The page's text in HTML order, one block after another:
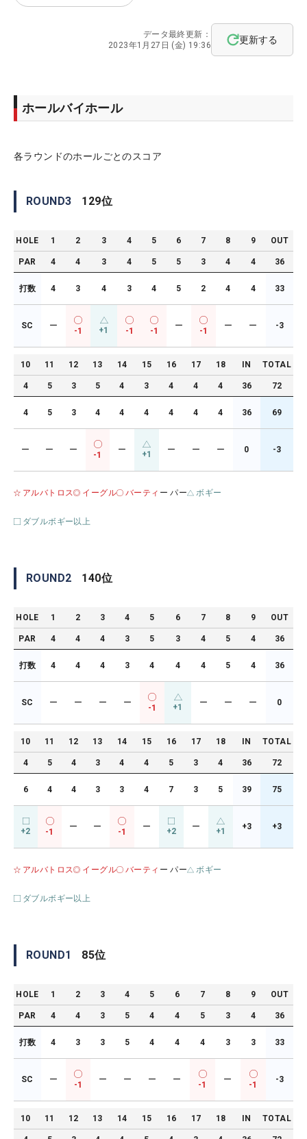
データ最終更新：
2023年1月27日 (金) 19:36
更新する
ホールバイホール
各ラウンドのホールごとのスコア
ROUND3 129位
HOLE 1 2 3 4 5 6 7 8 9 OUT
PAR 4 4 3 4 5 5 3 4 4 36
打数 4 3 4 3 4 5 2 4 4 33
SC ー
-1 +1 -1 -1
ー
-1
ー ー -3
10 11 12 13 14 15 16 17 18 IN TOTAL
4 5 3 5 4 3 4 4 4 36 72
4 5 3 4 4 4 4 4 4 36 69
ー ー ー
-1
ー +1 ー ー ー 0 -3
アルバトロス イーグル バーティ ー パー ボギー
ダブルボギー以上
ROUND2 140位
HOLE 1 2 3 4 5 6 7 8 9 OUT
PAR 4 4 4 3 5 3 4 5 4 36
打数 4 4 4 3 4 4 4 5 4 36
SC ー ー ー ー
-1 +1 ー ー ー 0
10 11 12 13 14 15 16 17 18 IN TOTAL
4 5 4 3 4 4 5 3 4 36 72
6 4 4 3 3 4 7 3 5 39 75
+2 -1
ー ー
-1
ー +2 ー +1 +3 +3
アルバトロス イーグル バーティ ー パー ボギー
ダブルボギー以上
ROUND1 85位
HOLE 1 2 3 4 5 6 7 8 9 OUT
PAR 4 4 3 5 4 4 5 3 4 36
打数 4 3 3 5 4 4 4 3 3 33
SC ー
-1
ー ー ー ー
-1
ー
-1
-3
10 11 12 13 14 15 16 17 18 IN TOTAL